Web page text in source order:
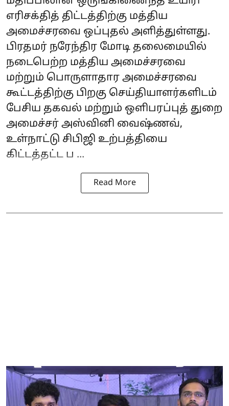
எரிசக்தித் திட்டத்திற்கு மத்திய
அமைச்சரவை ஒப்புதல் அளித்துள்ளது.
பிரதமர் நரேந்திர மோடி தலைமையில்
நடைபெற்ற மத்திய அமைச்சரவை
மற்றும் பொருளாதார அமைச்சரவை
கூட்டத்திற்கு பிறகு செய்தியாளர்களிடம்
பேசிய தகவல் மற்றும் ஒளிபரப்புத் துறை
அமைச்சர் அஸ்வினி வைஷ்ணவ்,
உள்நாட்டு சிபிஜி உற்பத்தியை
கிட்டத்தட்ட ப ...
Read More